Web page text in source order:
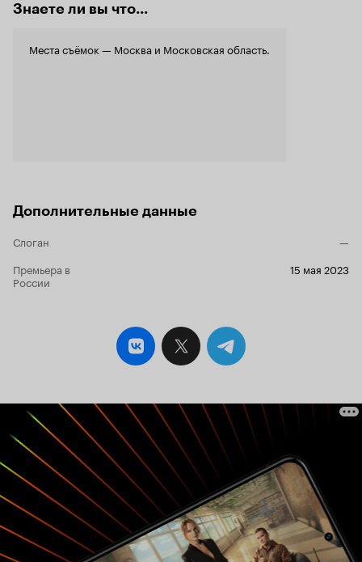
Знаете ли вы что...
Места съёмок — Москва и Московская область.
Дополнительные данные
Слоган
—
Премьера в
России
15 мая 2023